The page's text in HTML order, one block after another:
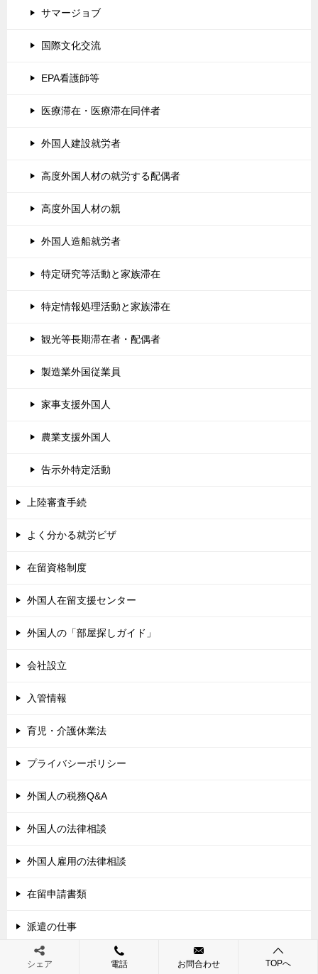
サマージョブ
国際文化交流
EPA看護師等
医療滞在・医療滞在同伴者
外国人建設就労者
高度外国人材の就労する配偶者
高度外国人材の親
外国人造船就労者
特定研究等活動と家族滞在
特定情報処理活動と家族滞在
観光等長期滞在者・配偶者
製造業外国従業員
家事支援外国人
農業支援外国人
告示外特定活動
上陸審査手続
よく分かる就労ビザ
在留資格制度
外国人在留支援センター
外国人の「部屋探しガイド」
会社設立
入管情報
育児・介護休業法
プライバシーポリシー
外国人の税務Q&A
外国人の法律相談
外国人雇用の法律相談
在留申請書類
派遣の仕事
パート,契約社員,派遣社員のトラブル
シェア 電話 お問合わせ TOPへ